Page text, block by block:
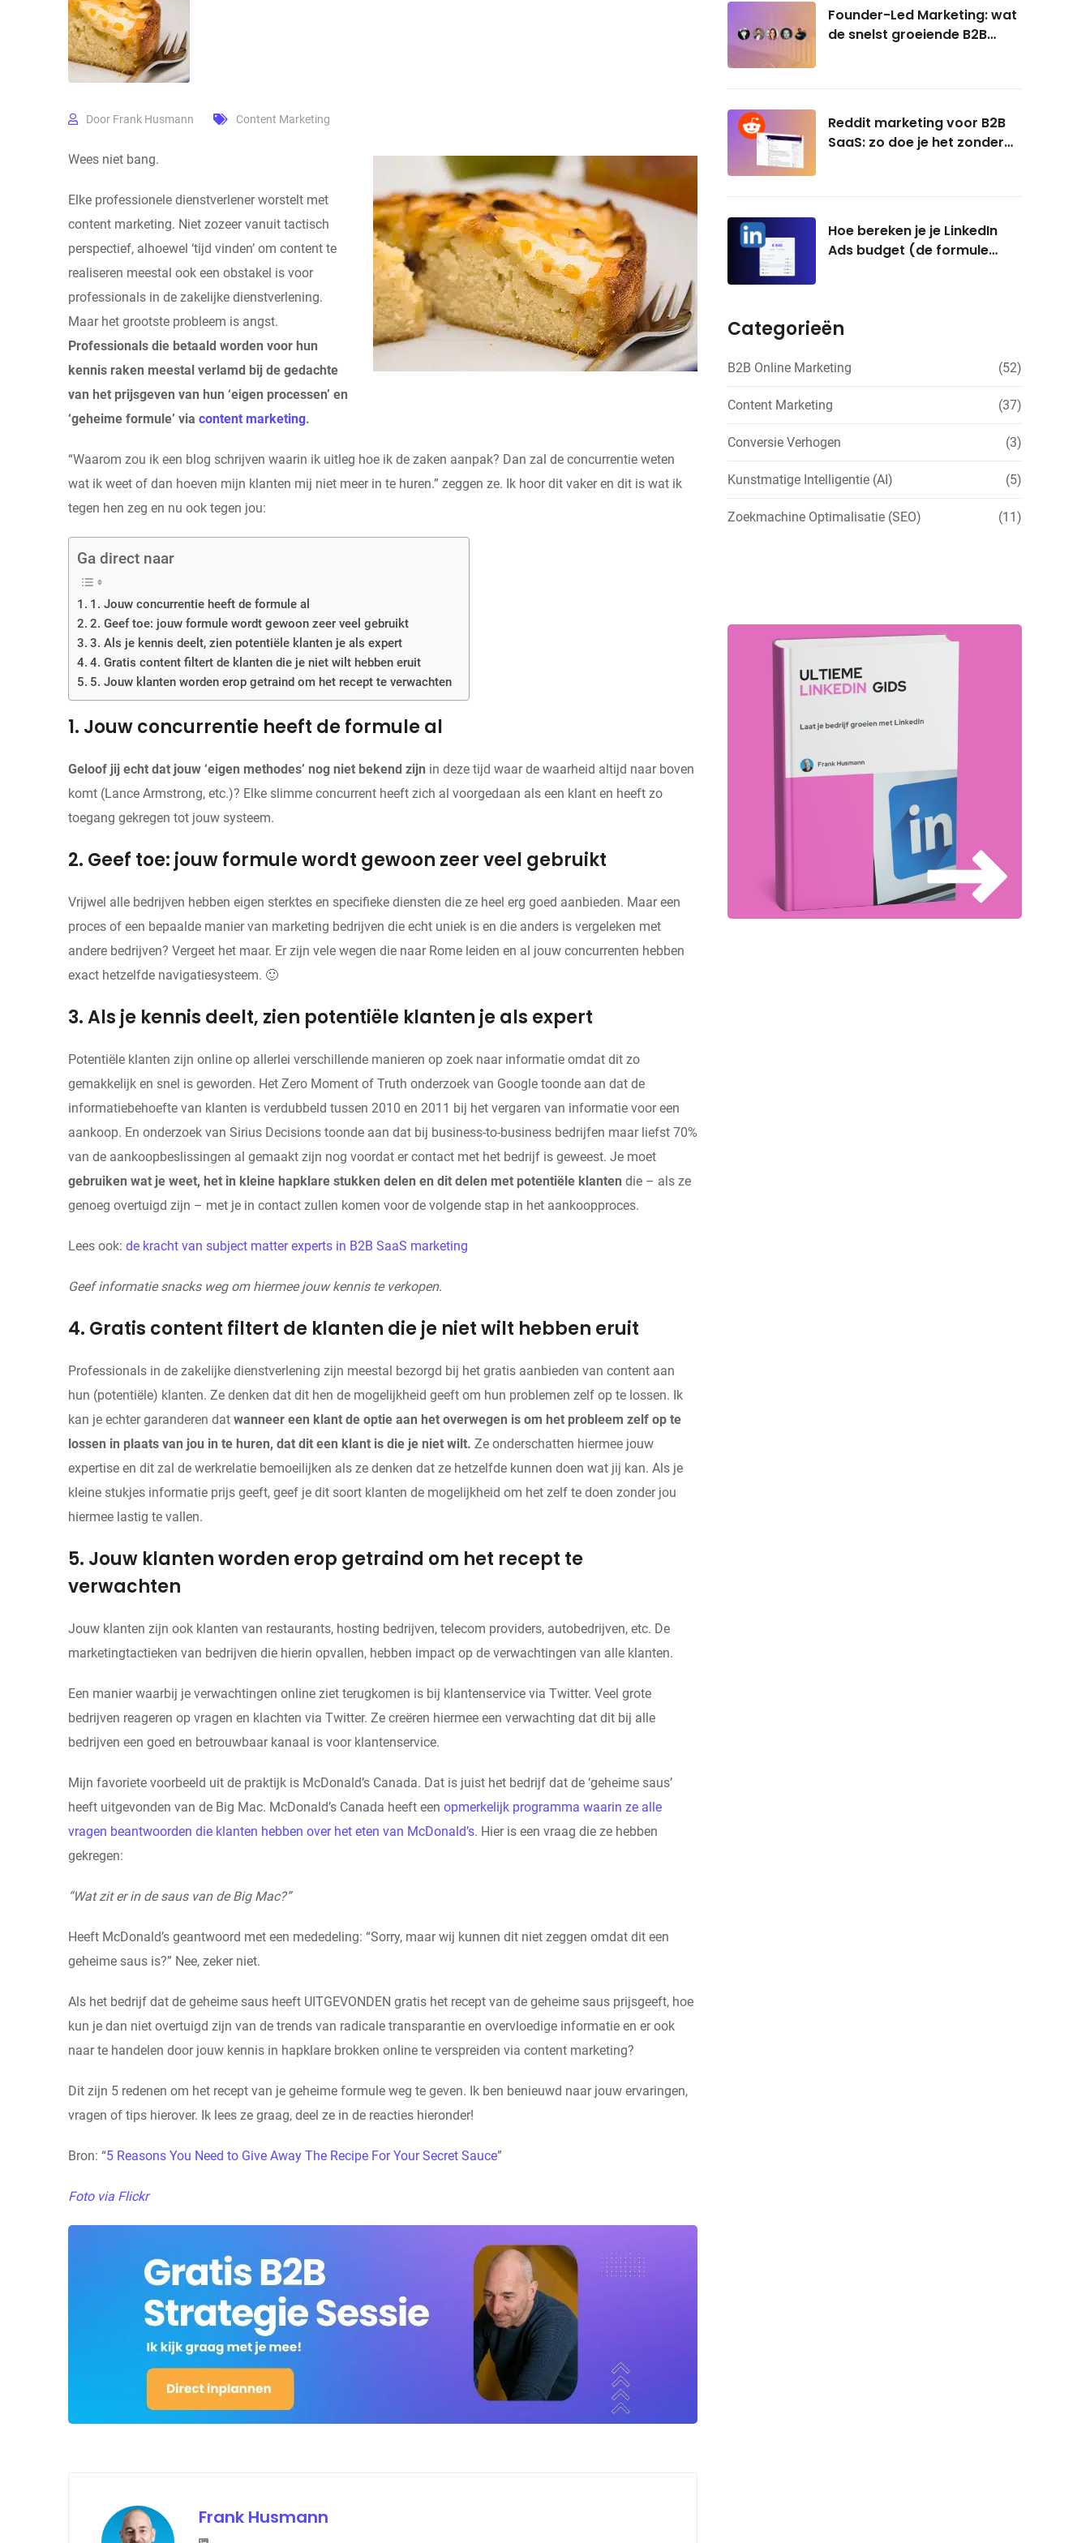
Door Frank Husmann Content Marketing
Wees niet bang.
Elke professionele dienstverlener worstelt met
content marketing. Niet zozeer vanuit tactisch
perspectief, alhoewel ‘tijd vinden’ om content te
realiseren meestal ook een obstakel is voor
professionals in de zakelijke dienstverlening.
Maar het grootste probleem is angst.
Professionals die betaald worden voor hun
kennis raken meestal verlamd bij de gedachte
van het prijsgeven van hun ‘eigen processen’ en
‘geheime formule’ via content marketing.
“Waarom zou ik een blog schrijven waarin ik uitleg hoe ik de zaken aanpak? Dan zal de concurrentie weten
wat ik weet of dan hoeven mijn klanten mij niet meer in te huren.” zeggen ze. Ik hoor dit vaker en dit is wat ik
tegen hen zeg en nu ook tegen jou:
Ga direct naar
1. Jouw concurrentie heeft de formule al
2. Geef toe: jouw formule wordt gewoon zeer veel gebruikt
3. Als je kennis deelt, zien potentiële klanten je als expert
4. Gratis content filtert de klanten die je niet wilt hebben eruit
5. Jouw klanten worden erop getraind om het recept te verwachten
1. Jouw concurrentie heeft de formule al
Geloof jij echt dat jouw ‘eigen methodes’ nog niet bekend zijn in deze tijd waar de waarheid altijd naar boven
komt (Lance Armstrong, etc.)? Elke slimme concurrent heeft zich al voorgedaan als een klant en heeft zo
toegang gekregen tot jouw systeem.
2. Geef toe: jouw formule wordt gewoon zeer veel gebruikt
Vrijwel alle bedrijven hebben eigen sterktes en specifieke diensten die ze heel erg goed aanbieden. Maar een
proces of een bepaalde manier van marketing bedrijven die echt uniek is en die anders is vergeleken met
andere bedrijven? Vergeet het maar. Er zijn vele wegen die naar Rome leiden en al jouw concurrenten hebben
exact hetzelfde navigatiesysteem. 🙂
3. Als je kennis deelt, zien potentiële klanten je als expert
Potentiële klanten zijn online op allerlei verschillende manieren op zoek naar informatie omdat dit zo
gemakkelijk en snel is geworden. Het Zero Moment of Truth onderzoek van Google toonde aan dat de
informatiebehoefte van klanten is verdubbeld tussen 2010 en 2011 bij het vergaren van informatie voor een
aankoop. En onderzoek van Sirius Decisions toonde aan dat bij business-to-business bedrijfen maar liefst 70%
van de aankoopbeslissingen al gemaakt zijn nog voordat er contact met het bedrijf is geweest. Je moet
gebruiken wat je weet, het in kleine hapklare stukken delen en dit delen met potentiële klanten die – als ze
genoeg overtuigd zijn – met je in contact zullen komen voor de volgende stap in het aankoopproces.
Lees ook: de kracht van subject matter experts in B2B SaaS marketing
Geef informatie snacks weg om hiermee jouw kennis te verkopen.
4. Gratis content filtert de klanten die je niet wilt hebben eruit
Professionals in de zakelijke dienstverlening zijn meestal bezorgd bij het gratis aanbieden van content aan
hun (potentiële) klanten. Ze denken dat dit hen de mogelijkheid geeft om hun problemen zelf op te lossen. Ik
kan je echter garanderen dat wanneer een klant de optie aan het overwegen is om het probleem zelf op te
lossen in plaats van jou in te huren, dat dit een klant is die je niet wilt. Ze onderschatten hiermee jouw
expertise en dit zal de werkrelatie bemoeilijken als ze denken dat ze hetzelfde kunnen doen wat jij kan. Als je
kleine stukjes informatie prijs geeft, geef je dit soort klanten de mogelijkheid om het zelf te doen zonder jou
hiermee lastig te vallen.
5. Jouw klanten worden erop getraind om het recept te
verwachten
Jouw klanten zijn ook klanten van restaurants, hosting bedrijven, telecom providers, autobedrijven, etc. De
marketingtactieken van bedrijven die hierin opvallen, hebben impact op de verwachtingen van alle klanten.
Een manier waarbij je verwachtingen online ziet terugkomen is bij klantenservice via Twitter. Veel grote
bedrijven reageren op vragen en klachten via Twitter. Ze creëren hiermee een verwachting dat dit bij alle
bedrijven een goed en betrouwbaar kanaal is voor klantenservice.
Mijn favoriete voorbeeld uit de praktijk is McDonald’s Canada. Dat is juist het bedrijf dat de ‘geheime saus’
heeft uitgevonden van de Big Mac. McDonald’s Canada heeft een opmerkelijk programma waarin ze alle
vragen beantwoorden die klanten hebben over het eten van McDonald’s. Hier is een vraag die ze hebben
gekregen:
“Wat zit er in de saus van de Big Mac?”
Heeft McDonald’s geantwoord met een mededeling: “Sorry, maar wij kunnen dit niet zeggen omdat dit een
geheime saus is?” Nee, zeker niet.
Als het bedrijf dat de geheime saus heeft UITGEVONDEN gratis het recept van de geheime saus prijsgeeft, hoe
kun je dan niet overtuigd zijn van de trends van radicale transparantie en overvloedige informatie en er ook
naar te handelen door jouw kennis in hapklare brokken online te verspreiden via content marketing?
Dit zijn 5 redenen om het recept van je geheime formule weg te geven. Ik ben benieuwd naar jouw ervaringen,
vragen of tips hierover. Ik lees ze graag, deel ze in de reacties hieronder!
Bron: “5 Reasons You Need to Give Away The Recipe For Your Secret Sauce”
Foto via Flickr
Frank Husmann
Founder-Led Marketing: wat
de snelst groeiende B2B
Reddit marketing voor B2B
SaaS: zo doe je het zonder
Hoe bereken je je LinkedIn
Ads budget (de formule
Categorieën
B2B Online Marketing (52)
Content Marketing (37)
Conversie Verhogen (3)
Kunstmatige Intelligentie (AI) (5)
Zoekmachine Optimalisatie (SEO) (11)